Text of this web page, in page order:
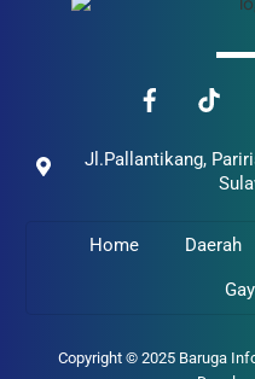
Jl.Pallantikang,
Home Daerah
Copyright © 2025 Baruga